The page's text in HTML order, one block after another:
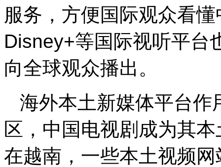
服务，方便国际观众看
Disney+等国际视听平台
向全球观众播出。
海外本土新媒体平台作
区，中国电视剧成为其
在越南，一些本土视频